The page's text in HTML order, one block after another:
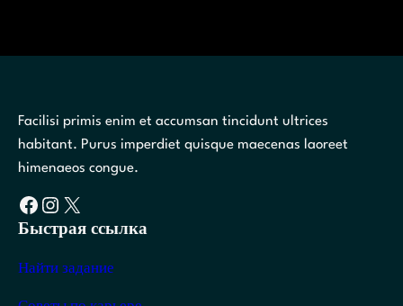
Facilisi primis enim et accumsan tincidunt ultrices
habitant. Purus imperdiet quisque maecenas laoreet
himenaeos congue.
Facebook Instagram X
Быстрая ссылка
Найти задание